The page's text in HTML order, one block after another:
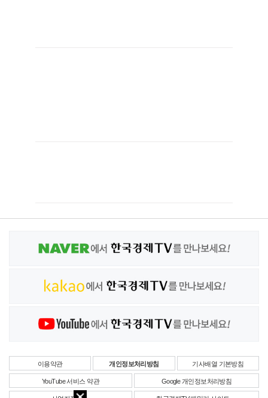
이용약관 개인정보처리방침 기사배열 기본방침
YouTube 서비스 약관 Google 개인정보처리방침